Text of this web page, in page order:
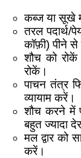
कब्ज या सूखे
तरल पदार्थ/
कॉफ़ी) पीने
शौच को
रोकें।
पाचन तंत्र
व्यायाम करें।
शौच करने में
बहुत ज्यादा
मल द्वार
करें।